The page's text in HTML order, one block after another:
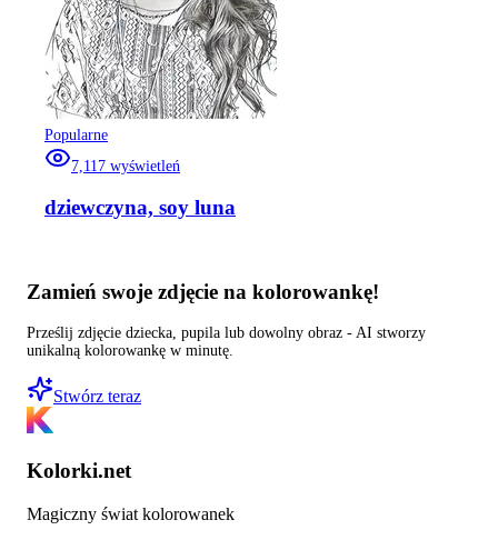
Popularne
7,117 wyświetleń
dziewczyna, soy luna
Zamień swoje zdjęcie na kolorowankę!
Prześlij zdjęcie dziecka, pupila lub dowolny obraz - AI stworzy
unikalną kolorowankę w minutę.
Stwórz teraz
Kolorki.net
Magiczny świat kolorowanek